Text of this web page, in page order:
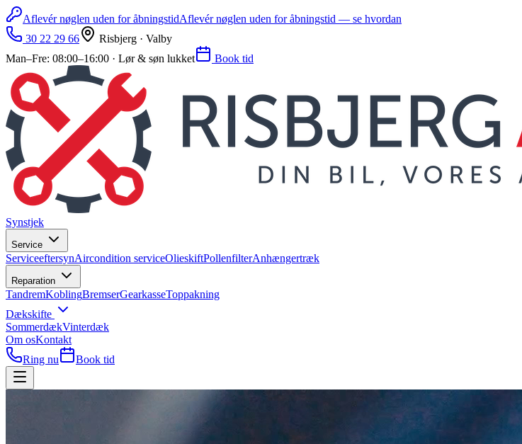
Aflevér nøglen uden for åbningstidAflevér nøglen uden for åbningstid — se hvordan
30 22 29 66
Risbjerg · Valby
Man–Fre: 08:00–16:00 · Lør & søn lukket
Book tid
Synstjek
Service
ServiceeftersynAircondition serviceOlieskiftPollenfilterAnhængertræk
Reparation
TandremKoblingBremserGearkasseToppakning
Dækskifte
SommerdækVinterdæk
Om osKontakt
Ring nu
Book tid